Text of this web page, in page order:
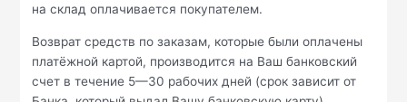
на склад оплачивается покупателем.
Возврат средств по заказам, которые были оплачены
платёжной картой, производится на Ваш банковский
счет в течение 5—30 рабочих дней (срок зависит от